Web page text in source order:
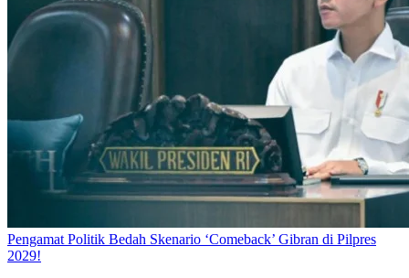
Pengamat Politik Bedah Skenario ‘Comeback’ Gibran di Pilpres
2029!